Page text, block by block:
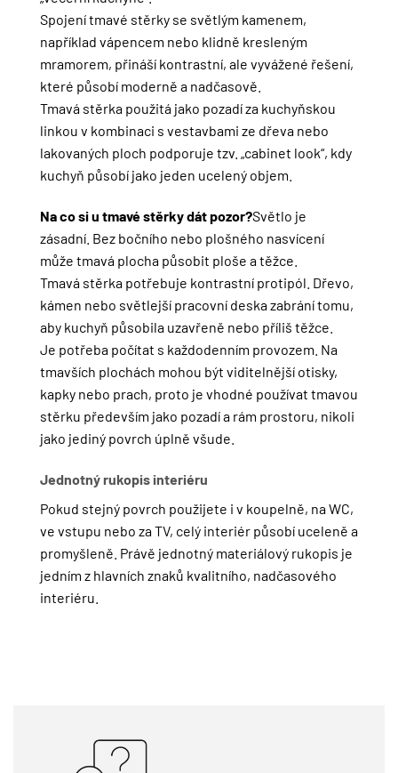
Spojení tmavé stěrky se světlým kamenem,
například vápencem nebo klidně kresleným
mramorem, přináší kontrastní, ale vyvážené řešení,
které působí moderně a nadčasově.
Tmavá stěrka použitá jako pozadí za kuchyňskou
linkou v kombinaci s vestavbami ze dřeva nebo
lakovaných ploch podporuje tzv. „cabinet look“, kdy
kuchyň působí jako jeden ucelený objem.
Na co si u tmavé stěrky dát pozor?Světlo je
zásadní. Bez bočního nebo plošného nasvícení
může tmavá plocha působit ploše a těžce.
Tmavá stěrka potřebuje kontrastní protipól. Dřevo,
kámen nebo světlejší pracovní deska zabrání tomu,
aby kuchyň působila uzavřeně nebo příliš těžce.
Je potřeba počítat s každodenním provozem. Na
tmavších plochách mohou být viditelnější otisky,
kapky nebo prach, proto je vhodné používat tmavou
stěrku především jako pozadí a rám prostoru, nikoli
jako jediný povrch úplně všude.
Jednotný rukopis interiéru
Pokud stejný povrch použijete i v koupelně, na WC,
ve vstupu nebo za TV, celý interiér působí uceleně a
promyšleně. Právě jednotný materiálový rukopis je
jedním z hlavních znaků kvalitního, nadčasového
interiéru.